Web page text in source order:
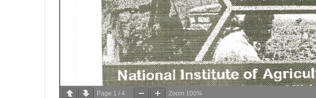
Page 1 / 4 Zoom 100%